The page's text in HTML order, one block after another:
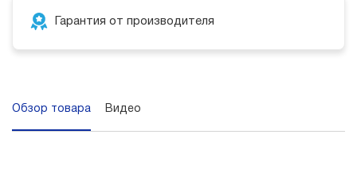
Гарантия от производителя
Обзор товара Видео